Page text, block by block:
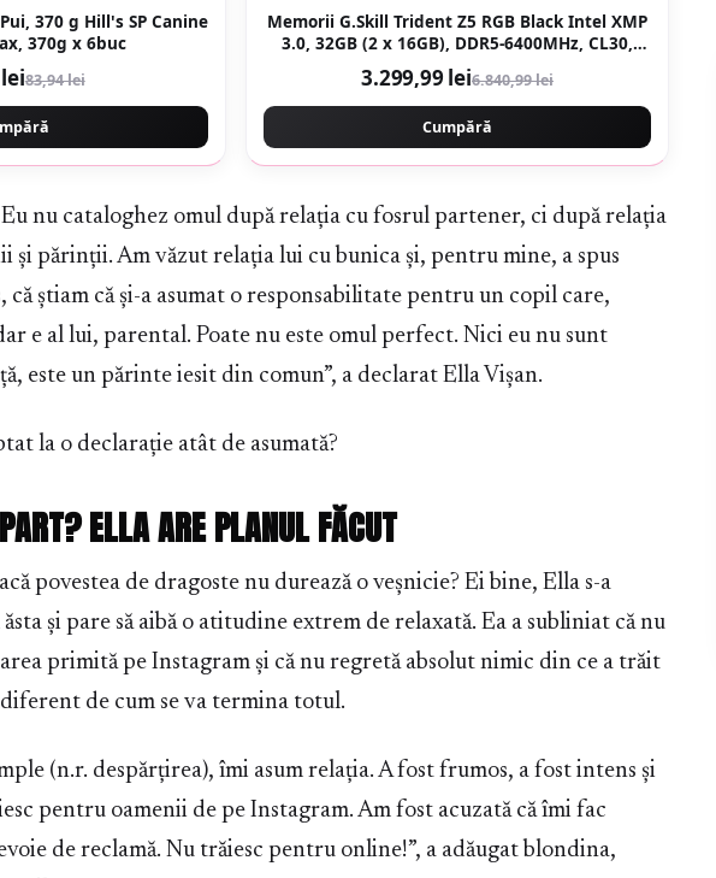
370 g Hill's SP Canine
370g x 6buc
83,94 lei
Memorii G.Skill Trident Z5 RGB Black Intel XMP
3.0, 32GB (2 x 16GB), DDR5-6400MHz, CL30,
Dual Channel
3.299,99 lei6.840,99 lei
Cumpără
Eu nu cataloghez omul după relația cu fosrul partener, ci după relația
și părinții. Am văzut relația lui cu bunica și, pentru mine, a spus
știam că și-a asumat o responsabilitate pentru un copil care,
e al lui, parental. Poate nu este omul perfect. Nici eu nu sunt
este un părinte iesit din comun”, a declarat Ella Vișan.
la o declarație atât de asumată?
ELLA ARE PLANUL FĂCUT
povestea de dragoste nu durează o veșnicie? Ei bine, Ella s-a
și pare să aibă o atitudine extrem de relaxată. Ea a subliniat că nu
primită pe Instagram și că nu regretă absolut nimic din ce a trăit
de cum se va termina totul.
(n.r. despărțirea), îmi asum relația. A fost frumos, a fost intens și
pentru oamenii de pe Instagram. Am fost acuzată că îmi fac
de reclamă. Nu trăiesc pentru online!”, a adăugat blondina,